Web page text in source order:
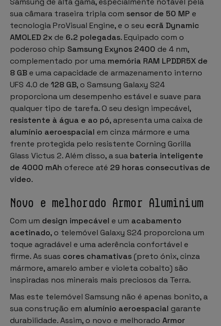
sua câmara traseira tripla com sensor de 50 MP e
tecnologia ProVisual Engine, e o seu ecrã Dynamic
AMOLED 2x de 6.2 polegadas. Equipado com o
poderoso chip Samsung Exynos 2400 de 4 nm,
complementado por uma memória RAM LPDDR5X de
8 GB e uma capacidade de armazenamento interno
UFS 4.0 de 128 GB, o Samsung Galaxy S24
proporciona um desempenho estável e suave para
qualquer tipo de tarefa. O seu design impecável,
resistente à água e ao pó, apresenta uma caixa de
alumínio aeroespacial em cinza mármore e uma
frente protegida pelo resistente Corning Gorilla
Glass Victus 2. Além disso, a sua bateria inteligente
de 4000 mAh oferece até 29 horas consecutivas de
vídeo.
Novo e melhorado Armor Aluminium
Com um design impecável e um acabamento
acetinado, o telemóvel Galaxy S24 proporciona um
toque agradável e uma aderência confortável e
firme. As suas cores chamativas(preto ónix, cinza
mármore, amarelo amber e violeta cobalto) são
inspiradas nos minerais mais preciosos da Terra.
Mas este telemóvel Samsung não é apenas bonito, a
sua construção em alumínio aeroespacial garante
durabilidade. Assim, o novo e melhorado Armor